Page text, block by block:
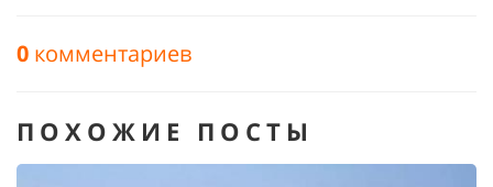
0 комментариев
ПОХОЖИЕ ПОСТЫ